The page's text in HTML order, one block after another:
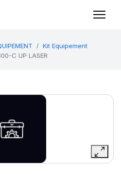
Kit Equipement
C UP LASER